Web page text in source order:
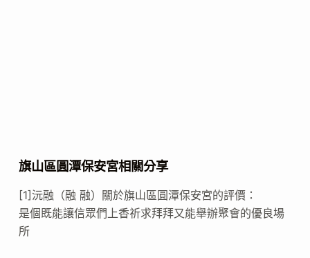
旗山區圓潭保安宮相關分享
[1]沅融（融 融）關於旗山區圓潭保安宮的評價：
是個既能讓信眾們上香祈求拜拜又能舉辦聚會的優良場
所